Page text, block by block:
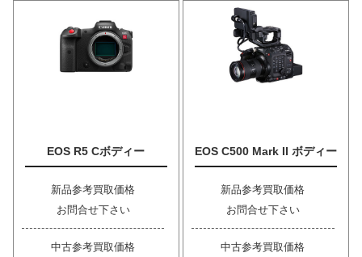
EOS R5 Cボディー
新品参考買取価格
お問合せ下さい
中古参考買取価格
EOS C500 Mark II ボディー
新品参考買取価格
お問合せ下さい
中古参考買取価格